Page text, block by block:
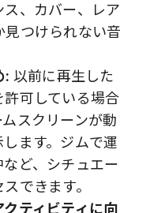
ス、カバー、レア
見つけられない音
: 以前に再生した
可している場合
スクリーンが動
ます。ジムで運
ど、シチュエー
できます。
ティビティに向